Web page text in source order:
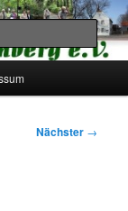
e.V.
Nächster →